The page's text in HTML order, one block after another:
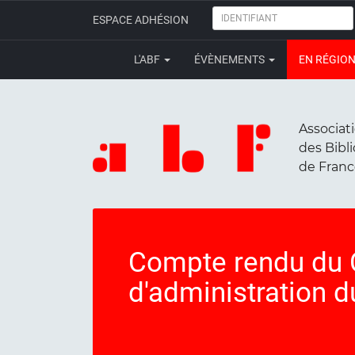
ESPACE ADHÉSION IDENTIFIANT
L'ABF ÉVÈNEMENTS EN RÉGION
des
de
Compte rendu du
d'administration